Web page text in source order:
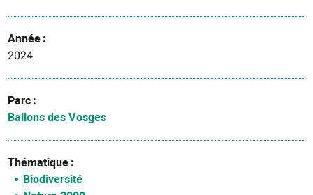
Année
2024
Parc
Ballons des Vosges
Thématique
Biodiversité